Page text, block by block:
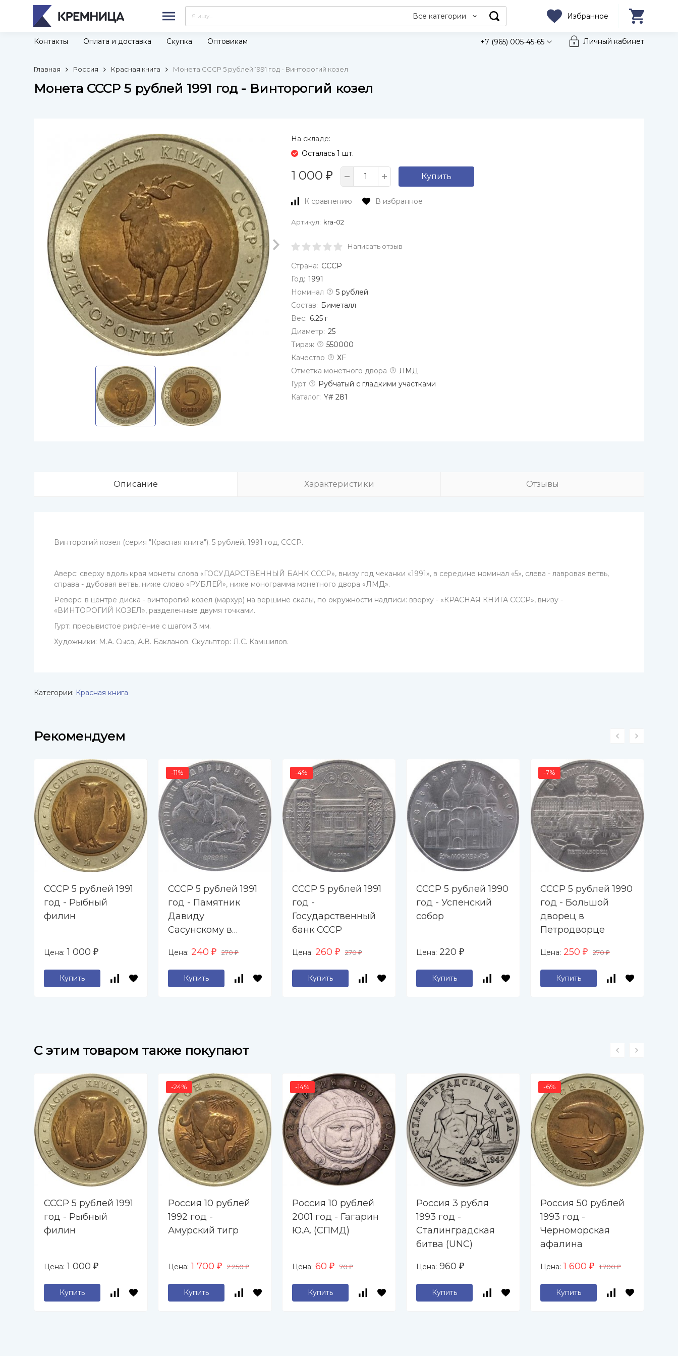
Все категории Избранное
Контакты Оплата и доставка Скупка Оптовикам +7 (965) 005-45-65 Личный кабинет
Главная Россия Красная книга Монета СССР 5 рублей 1991 год - Винторогий козел
Монета СССР 5 рублей 1991 год - Винторогий козел
На складе:
Осталась 1 шт.
1 000 ₽ Купить
К сравнению В избранное
Артикул: kra-02
Написать отзыв
Страна: СССР
Год: 1991
Номинал
5 рублей
Состав: Биметалл
Вес: 6.25 г
Диаметр: 25
Тираж
550000
Качество
XF
Отметка монетного двора
ЛМД
Гурт
Рубчатый с гладкими участками
Каталог: Y# 281
Описание
Винторогий козел (серия "Красная книга"). 5 рублей, 1991 год, СССР.
Аверс: сверху вдоль края монеты слова «ГОСУДАРСТВЕННЫЙ БАНК СССР», внизу год чеканки «1991», в середине номинал «5», слева - лавровая ветвь,
справа - дубовая ветвь, ниже слово «РУБЛЕЙ», ниже монограмма монетного двора «ЛМД».
Реверс: в центре диска - винторогий козел (мархур) на вершине скалы, по окружности надписи: вверху - «КРАСНАЯ КНИГА СССР», внизу -
«ВИНТОРОГИЙ КОЗЕЛ», разделенные двумя точками.
Гурт: прерывистое рифление с шагом 3 мм.
Художники: М.А. Сыса, А.В. Бакланов. Скульптор: Л.С. Камшилов.
Характеристики Отзывы
Категории: Красная книга
Рекомендуем
СССР 5 рублей 1991
год - Рыбный
филин
Цена: 1 000 ₽
Купить
-11%
СССР 5 рублей 1991
год - Памятник
Давиду
Сасунскому в
Цена: 240 ₽ 270₽
Купить
-4%
СССР 5 рублей 1991
год -
Государственный
банк СССР
Цена: 260 ₽ 270₽
Купить
СССР 5 рублей 1990
год - Успенский
собор
Цена: 220 ₽
Купить
-7%
СССР 5 рублей 1990
год - Большой
дворец в
Петродворце
Цена: 250 ₽ 270₽
Купить
C этим товаром также покупают
СССР 5 рублей 1991
год - Рыбный
филин
Цена: 1 000 ₽
Купить
-24%
Россия 10 рублей
1992 год -
Амурский тигр
Цена: 1 700 ₽ 2 250₽
Купить
-14%
Россия 10 рублей
2001 год - Гагарин
Ю.А. (СПМД)
Цена: 60 ₽ 70₽
Купить
Россия 3 рубля
1993 год -
Сталинградская
битва (UNC)
Цена: 960 ₽
Купить
-6%
Россия 50 рублей
1993 год -
Черноморская
афалина
Цена: 1 600 ₽ 1 700₽
Купить